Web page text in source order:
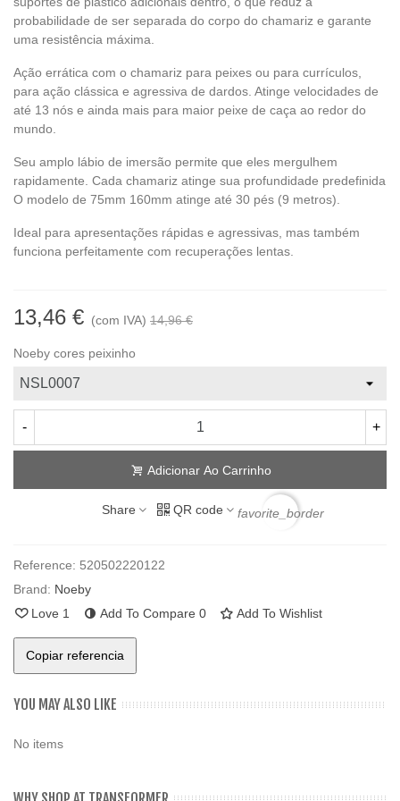
probabilidade de ser separada do corpo do chamariz e garante
uma resistência máxima.
Ação errática com o chamariz para peixes ou para currículos,
para ação clássica e agressiva de dardos. Atinge velocidades de
até 13 nós e ainda mais para maior peixe de caça ao redor do
mundo.
Seu amplo lábio de imersão permite que eles mergulhem
rapidamente. Cada chamariz atinge sua profundidade predefinida
O modelo de 75mm 160mm atinge até 30 pés (9 metros).
Ideal para apresentações rápidas e agressivas, mas também
funciona perfeitamente com recuperações lentas.
13,46 € (com IVA) 14,96 €
Noeby cores peixinho
- +
Adicionar Ao Carrinho
Share QR code favorite_border
Reference: 520502220122
Brand: Noeby
Love 1 Add To Compare 0 Add To Wishlist
Copiar referencia
YOU MAY ALSO LIKE
No items